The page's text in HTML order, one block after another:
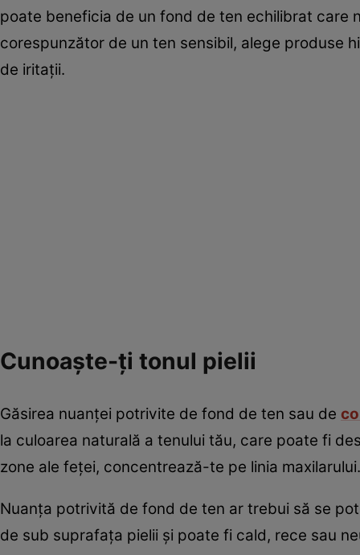
poate beneficia de un fond de ten echilibrat care
corespunzător de un ten sensibil, alege produse
de iritații.
Cunoaște-ți tonul pielii
Găsirea nuanței potrivite de fond de ten sau de
la culoarea naturală a tenului tău, care poate fi
zone ale feței, concentrează-te pe linia maxilarului.
Nuanța potrivită de fond de ten ar trebui să se
de sub suprafața pielii și poate fi cald, rece sau